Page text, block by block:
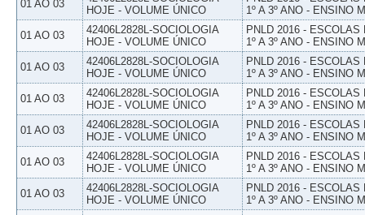
01 AO 03
HOJE - VOLUME ÚNICO
1º A 3º ANO - ENSINO
01 AO 03
42406L2828L-SOCIOLOGIA
HOJE - VOLUME ÚNICO
PNLD 2016 -
1º A 3º ANO - ENSINO
01 AO 03
42406L2828L-SOCIOLOGIA
HOJE - VOLUME ÚNICO
PNLD 2016 -
1º A 3º ANO - ENSINO
01 AO 03
42406L2828L-SOCIOLOGIA
HOJE - VOLUME ÚNICO
PNLD 2016 -
1º A 3º ANO - ENSINO
01 AO 03
42406L2828L-SOCIOLOGIA
HOJE - VOLUME ÚNICO
PNLD 2016 -
1º A 3º ANO - ENSINO
01 AO 03
42406L2828L-SOCIOLOGIA
HOJE - VOLUME ÚNICO
PNLD 2016 -
1º A 3º ANO - ENSINO
01 AO 03
42406L2828L-SOCIOLOGIA
HOJE - VOLUME ÚNICO
PNLD 2016 -
1º A 3º ANO - ENSINO